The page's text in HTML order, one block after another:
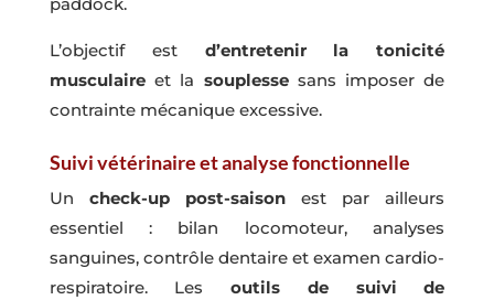
L’objectif est d’entretenir la tonicité
musculaireet la souplessesans imposer de
contrainte mécanique excessive.
Suivi vétérinaire et analyse fonctionnelle
Un check-up post-saisonest par ailleurs
essentiel : bilan locomoteur, analyses
sanguines, contrôle dentaire et examen cardio-
respiratoire. Lesoutils de suivi de